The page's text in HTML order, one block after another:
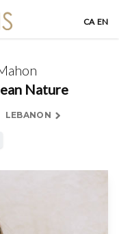
CA EN
Nature
LEBANON